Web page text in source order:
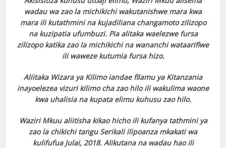
wadau wa zao la michikichi wakutanishwe mara kwa
mara ili kutathmini na kujadiliana changamoto zilizopo
na kuzipatia ufumbuzi. Pia alitaka waelezwe fursa
zilizopo katika zao la michikichi na wananchi wataarifiwe
ili waweze kutumia fursa hizo.
Aliitaka Wizara ya Kilimo iandae filamu ya Kitanzania
inayoelezea vizuri kilimo cha zao hilo ili wakulima waone
kwa uhalisia na kupata elimu kuhusu zao hilo.
Waziri Mkuu aliitisha kikao hicho ili kufanya tathmini ya
zao la chikichi tangu Serikali ilipoanza mkakati wa
kulifufua Julai, 2018. Alikutana na wadau hao ili